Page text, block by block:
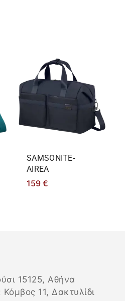
SAMSONITE-
AIREA
159 €
15125, Αθήνα
11, Δακτυλίδι